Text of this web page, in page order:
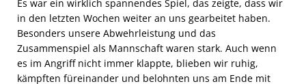
Es war ein wirklich spannendes Spiel, das zeigte, dass wir
in den letzten Wochen weiter an uns gearbeitet haben.
Besonders unsere Abwehrleistung und das
Zusammenspiel als Mannschaft waren stark. Auch wenn
es im Angriff nicht immer klappte, blieben wir ruhig,
kämpften füreinander und belohnten uns am Ende mit